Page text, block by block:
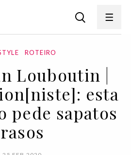
ROTEIRO
Louboutin |
esta
pede sapatos
rasos